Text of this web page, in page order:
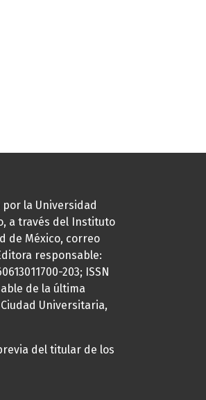
por la Universidad
a través del Instituto
de México, correo
responsable:
203; ISSN
de la última
Universitaria,
del titular de los